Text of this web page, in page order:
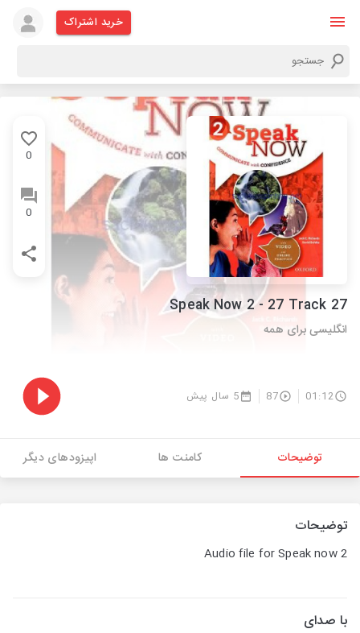
خرید اشتراک
0
0
Speak Now 2 - 27 Track 27
انگلیسی برای همه
01:12
87 5 سال پیش
توضیحات کامنت ها اپیزودهای دیگر
توضیحات
Audio file for Speak now 2
با صدای